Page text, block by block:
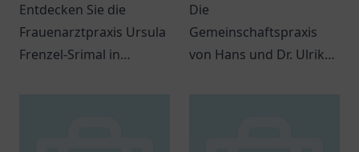
Entdecken Sie die
Frauenarztpraxis Ursula
Frenzel-Srimal in
Gemeinschaftspraxis
Die
Gemeinschaftspraxis
von Hans und Dr. Ulrike